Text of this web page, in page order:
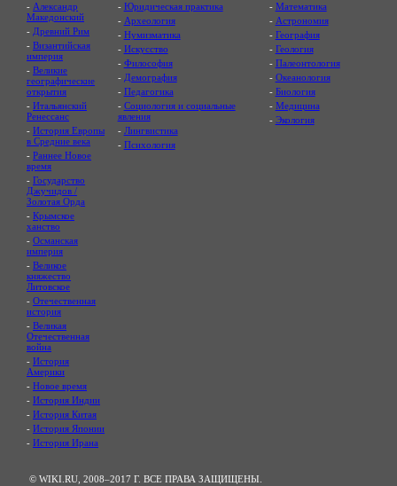
- Александр
Македонский
- Древний Рим
- Византийская
империя
- Великие
географические
открытия
- Итальянский
Ренессанс
- История Европы
в Средние века
- Раннее Новое
время
- Государство
Джучидов /
Золотая Орда
- Крымское
ханство
- Османская
империя
- Великое
княжество
Литовское
- Отечественная
история
- Великая
Отечественная
война
- История
Америки
- Новое время
- История Индии
- История Китая
- История Японии
- История Ирана
- Юридическая практика
- Археология
- Нумизматика
- Искусство
- Философия
- Демография
- Педагогика
- Социология и социальные
явления
- Лингвистика
- Психология
- Математика
- Астрономия
- География
- Геология
- Палеонтология
- Океанология
- Биология
- Медицина
- Экология
© WIKI.RU, 2008–2017 Г. ВСЕ ПРАВА ЗАЩИЩЕНЫ.